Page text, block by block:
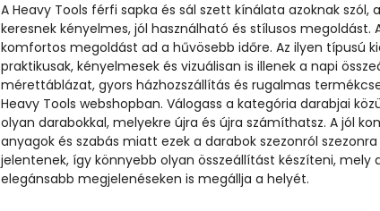
A Heavy Tools férfi sapka és sál szett kínálata azoknak
keresnek kényelmes, jól használható és stílusos megoldást.
komfortos megoldást ad a hűvösebb időre. Az ilyen típusú
praktikusak, kényelmesek és vizuálisan is illenek a napi
mérettáblázat, gyors házhozszállítás és rugalmas
Heavy Tools webshopban. Válogass a kategória darabjai
olyan darabokkal, melyekre újra és újra számíthatsz. A jól
anyagok és szabás miatt ezek a darabok szezonról
jelentenek, így könnyebb olyan összeállítást készíteni, mely
elegánsabb megjelenéseken is megállja a helyét.